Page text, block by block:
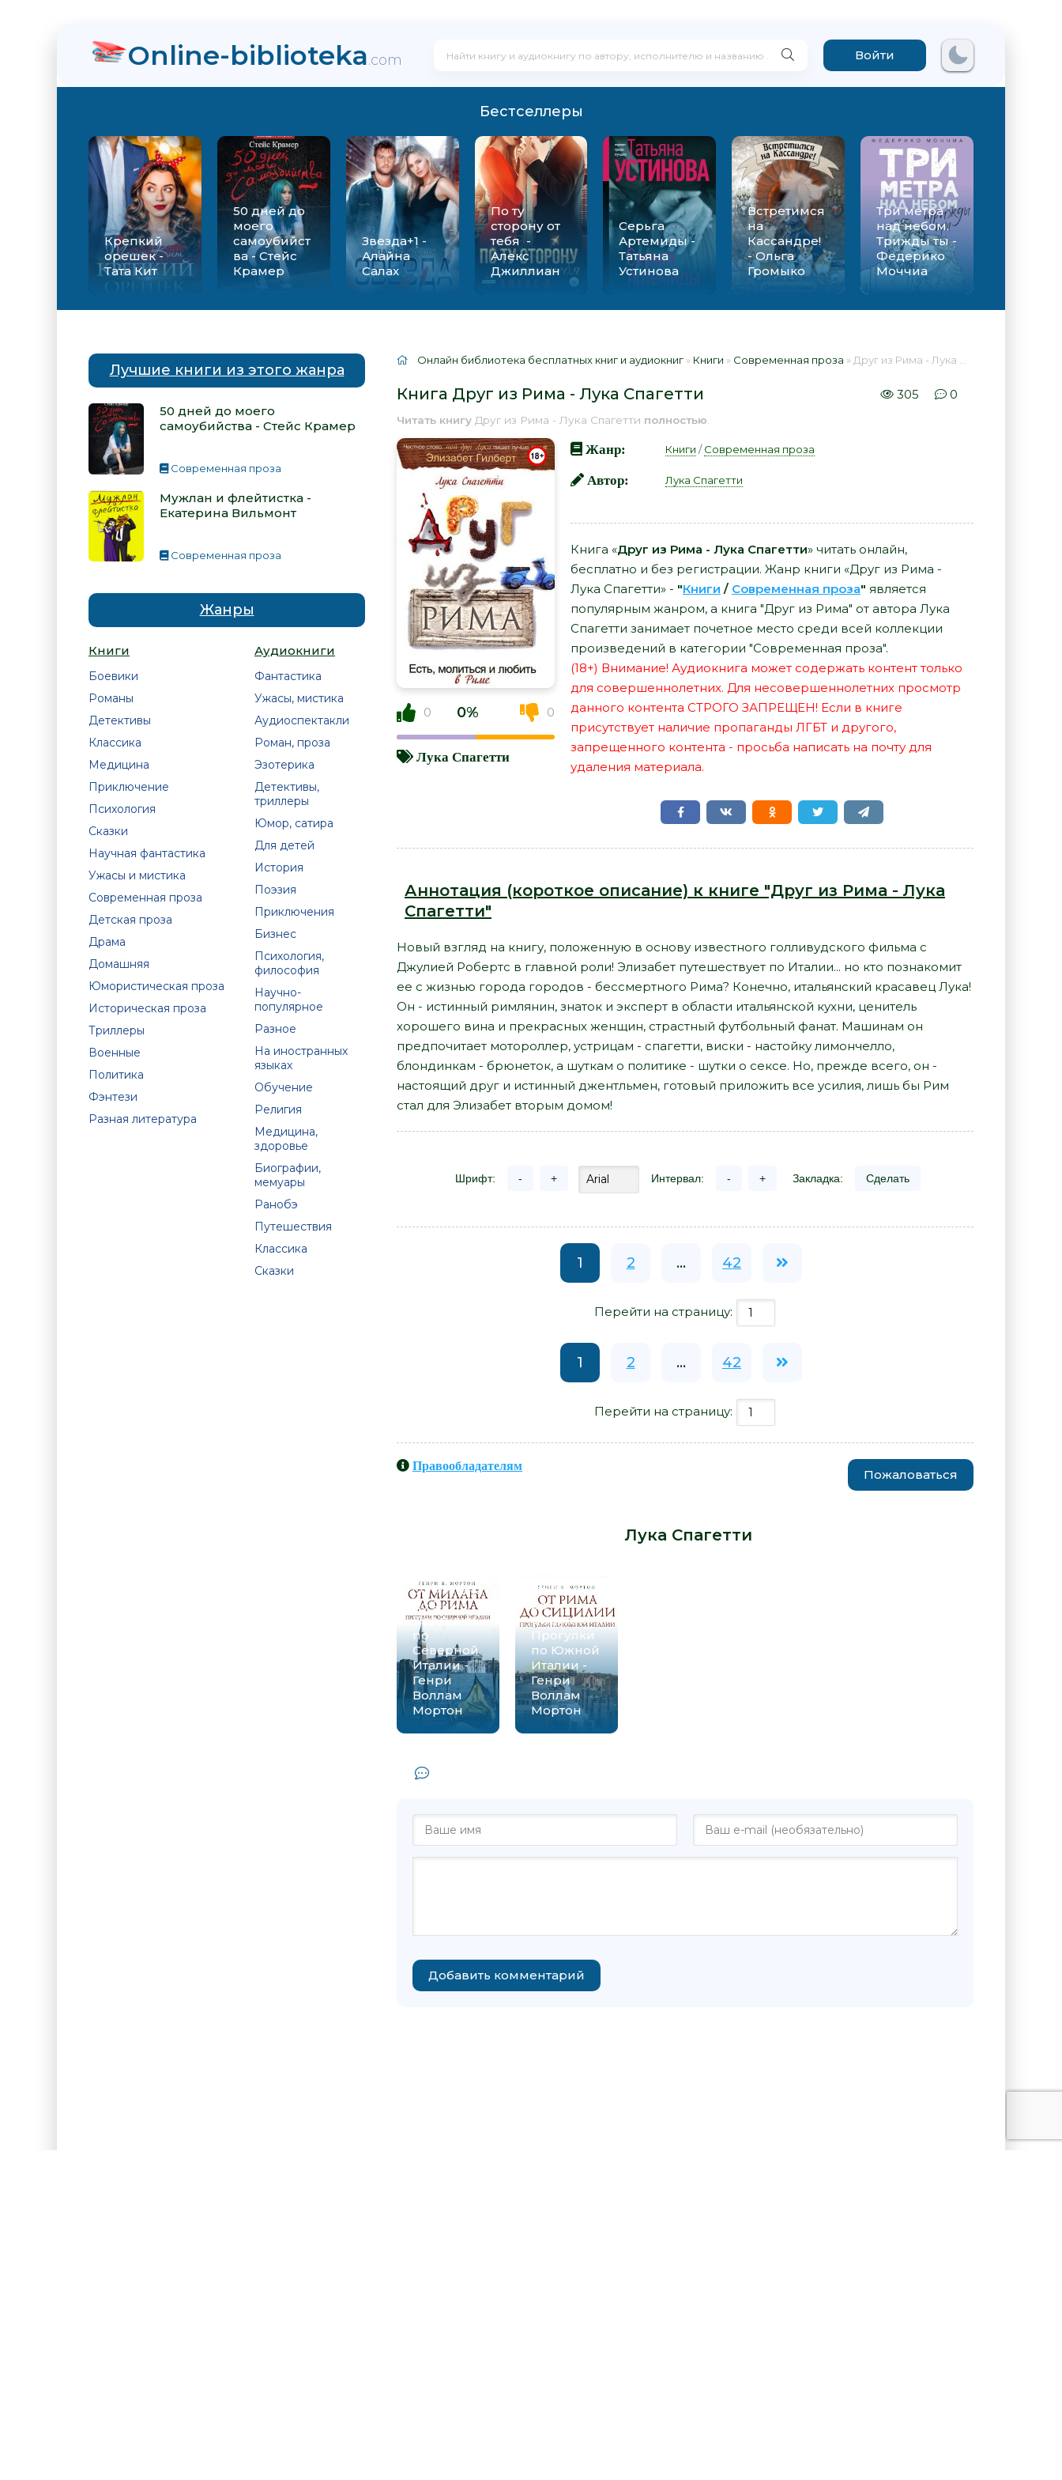
Online-biblioteka.com Войти
Бестселлеры
Крепкий
орешек -
Тата Кит
50 дней до
моего
самоубийст
ва - Стейс
Крамер
Звезда+1 -
Алайна
Салах
По ту
сторону от
тебя -
Алекс
Джиллиан
Серьга
Артемиды -
Татьяна
Устинова
Встретимся
на
Кассандре!
- Ольга
Громыко
Три метра
над небом.
Трижды ты -
Федерико
Моччиа
Лучшие книги из этого жанра
50 дней до моего
самоубийства - Стейс Крамер
Современная проза
Мужлан и флейтистка -
Екатерина Вильмонт
Современная проза
Жанры
Книги
Боевики
Романы
Детективы
Классика
Медицина
Приключение
Психология
Сказки
Научная фантастика
Ужасы и мистика
Современная проза
Детская проза
Драма
Домашняя
Юмористическая проза
Историческая проза
Триллеры
Военные
Политика
Фэнтези
Разная литература
Аудиокниги
Фантастика
Ужасы, мистика
Аудиоспектакли
Роман, проза
Эзотерика
Детективы,
триллеры
Юмор, сатира
Для детей
История
Поэзия
Приключения
Бизнес
Психология,
философия
Научно-
популярное
Разное
На иностранных
языках
Обучение
Религия
Медицина,
здоровье
Биографии,
мемуары
Ранобэ
Путешествия
Классика
Сказки
Онлайн библиотека бесплатных книг и аудиокниг » Книги » Современная проза » Друг из Рима - Лука Спагетти 📕 - Книга онлайн бесплатно
Книга Друг из Рима - Лука Спагетти 305 0
Читать книгу Друг из Рима - Лука Спагетти полностью
0 0% 0
Лука Спагетти
Жанр: Книги /Современная проза
Автор: Лука Спагетти
Книга «Друг из Рима - Лука Спагетти» читать онлайн,
бесплатно и без регистрации. Жанр книги «Друг из Рима -
Лука Спагетти» - "Книги / Современная проза" является
популярным жанром, а книга "Друг из Рима" от автора Лука
Спагетти занимает почетное место среди всей коллекции
произведений в категории "Современная проза".
(18+) Внимание! Аудиокнига может содержать контент только
для совершеннолетних. Для несовершеннолетних просмотр
данного контента СТРОГО ЗАПРЕЩЕН! Если в книге
присутствует наличие пропаганды ЛГБТ и другого,
запрещенного контента - просьба написать на почту для
удаления материала.
Аннотация (короткое описание) к книге "Друг из Рима - Лука
Спагетти"
Новый взгляд на книгу, положенную в основу известного голливудского фильма с
Джулией Робертс в главной роли! Элизабет путешествует по Италии... но кто познакомит
ее с жизнью города городов - бессмертного Рима? Конечно, итальянский красавец Лука!
Он - истинный римлянин, знаток и эксперт в области итальянской кухни, ценитель
хорошего вина и прекрасных женщин, страстный футбольный фанат. Машинам он
предпочитает мотороллер, устрицам - спагетти, виски - настойку лимончелло,
блондинкам - брюнеток, а шуткам о политике - шутки о сексе. Но, прежде всего, он -
настоящий друг и истинный джентльмен, готовый приложить все усилия, лишь бы Рим
стал для Элизабет вторым домом!
Шрифт: - + Интервал: - + Закладка: Сделать
1 2 ... 42
Перейти на страницу:
1 2 ... 42
Перейти на страницу:
Правообладателям
Пожаловаться
-Лука Спагетти
От Милана
до Рима.
Прогулки
по
Северной
Италии -
Генри
Воллам
Мортон
От Рима
до
Сицилии.
Прогулки
по Южной
Италии -
Генри
Воллам
Мортон
Добавить комментарий
Вильмонт